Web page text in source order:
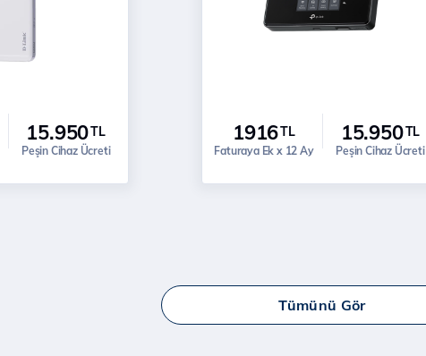
15.950TL
Peşin Cihaz Ücreti
1916TL
Faturaya Ek x 12 Ay
15.950TL
Peşin Cihaz Ücreti
Tümünü Gör